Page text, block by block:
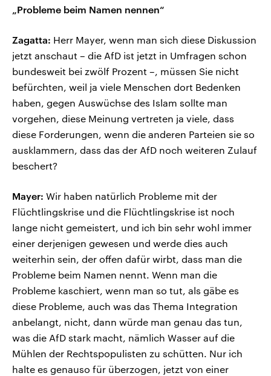
„Probleme beim Namen nennen“
Zagatta: Herr Mayer, wenn man sich diese Diskussion
jetzt anschaut – die AfD ist jetzt in Umfragen schon
bundesweit bei zwölf Prozent –, müssen Sie nicht
befürchten, weil ja viele Menschen dort Bedenken
haben, gegen Auswüchse des Islam sollte man
vorgehen, diese Meinung vertreten ja viele, dass
diese Forderungen, wenn die anderen Parteien sie so
ausklammern, dass das der AfD noch weiteren Zulauf
beschert?
Mayer: Wir haben natürlich Probleme mit der
Flüchtlingskrise und die Flüchtlingskrise ist noch
lange nicht gemeistert, und ich bin sehr wohl immer
einer derjenigen gewesen und werde dies auch
weiterhin sein, der offen dafür wirbt, dass man die
Probleme beim Namen nennt. Wenn man die
Probleme kaschiert, wenn man so tut, als gäbe es
diese Probleme, auch was das Thema Integration
anbelangt, nicht, dann würde man genau das tun,
was die AfD stark macht, nämlich Wasser auf die
Mühlen der Rechtspopulisten zu schütten. Nur ich
halte es genauso für überzogen, jetzt von einer